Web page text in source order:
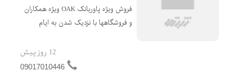
فروش ویژه پاوربانک OAK ویژه همکاران
و فروشگاهها با نزدیک شدن به ایام
چشمگیری افزایش پیدا میکند. اگر
فروشگاه موبایل یا لوازم جانبی دارید، این
12 روز پیش
09017010446